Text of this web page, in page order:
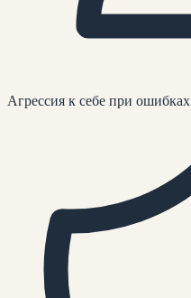
Агрессия к себе при ошибках